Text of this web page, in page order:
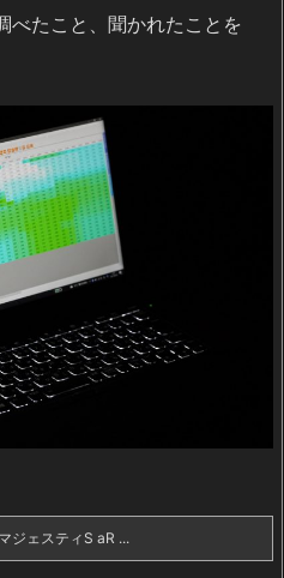
べたこと、聞かれたことを
マジェスティS aR ...